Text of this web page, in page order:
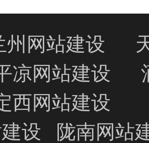
州网站建设
凉网站建设
西网站建设
设
陇南网站